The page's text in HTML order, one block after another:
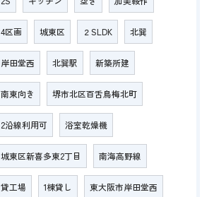
4区画 城東区 ２SLDK 北巽
岸田堂西 北巽駅 新築所建
南東向き 堺市北区百舌鳥梅北町
2沿線利用可 浴室乾燥機
城東区新喜多東2丁目 南海高野線
貸工場 1棟貸し 東大阪市岸田堂西